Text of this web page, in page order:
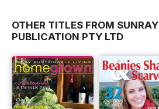
OTHER TITLES FROM SUNRAY
PUBLICATION PTY LTD